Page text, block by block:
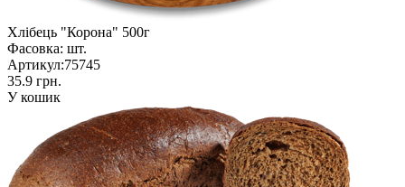
Хлібець "Корона" 500г
Фасовка: шт.
Артикул:75745
35.9 грн.
У кошик